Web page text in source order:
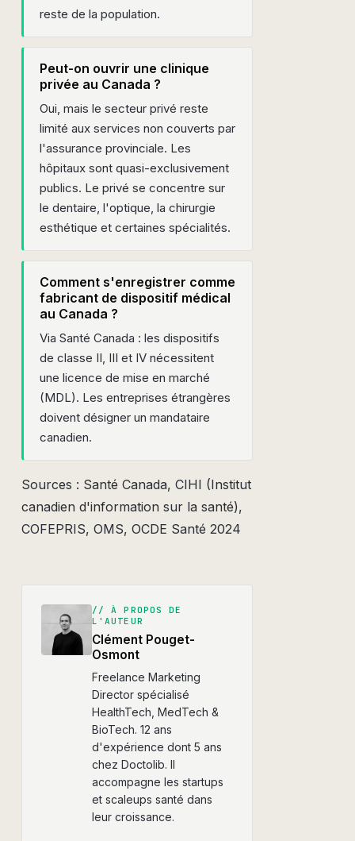
reste de la population.
Peut-on ouvrir une clinique
privée au Canada ?
Oui, mais le secteur privé reste
limité aux services non couverts par
l'assurance provinciale. Les
hôpitaux sont quasi-exclusivement
publics. Le privé se concentre sur
le dentaire, l'optique, la chirurgie
esthétique et certaines spécialités.
Comment s'enregistrer comme
fabricant de dispositif médical
au Canada ?
Via Santé Canada : les dispositifs
de classe II, III et IV nécessitent
une licence de mise en marché
(MDL). Les entreprises étrangères
doivent désigner un mandataire
canadien.
Sources : Santé Canada, CIHI (Institut
canadien d'information sur la santé),
COFEPRIS, OMS, OCDE Santé 2024
//À PROPOS DE
L'AUTEUR
Clément Pouget-
Osmont
Freelance Marketing
Director spécialisé
HealthTech, MedTech &
BioTech. 12 ans
d'expérience dont 5 ans
chez Doctolib. Il
accompagne les startups
et scaleups santé dans
leur croissance.